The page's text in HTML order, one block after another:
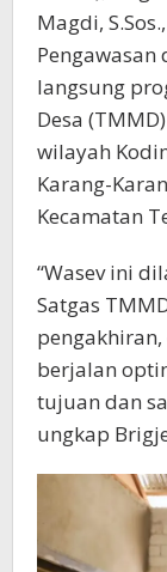
Magdi,
Pengawasan
langsung
Desa
wilayah
Karang-
Kecamatan
“Wasev ini
Satgas
berjalan
tujuan dan
ungkap